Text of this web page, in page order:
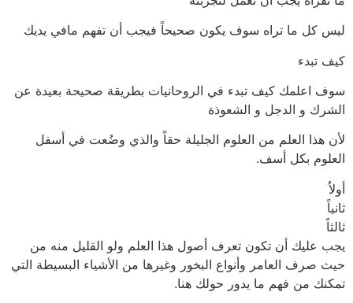
ليس كل ما تراه سوف يكون صحيحاً فيجب أن تفهم مافي يديك
كيف تبدء
سوف اعلمك كيف تبدء في الروحانيات بطريقة صحيحة بعيدة عن
الشرك و الدجل و الشعوذة
لأن هذا العلم من العلوم الجليلة حقاً والذي وضُعت في أسفل
العلوم بكل أسف.
أولاُ
ثانياً
ثالثاً
يجب عليك أن تكون تعرف أصول هذا العلم ولو القليل منه من
حيث صرف العامر وأنواع البخور وغيرها من الأشياء البسيطة التي
تمكنك من فهم ما يدور حولك هنا.